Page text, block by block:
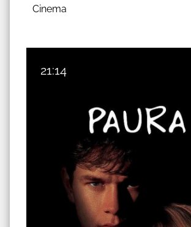
Cinema
21:14